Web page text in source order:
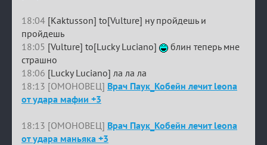
18:04 [Kaktusson] to[Vulture] ну пройдешь и
пройдешь
18:05 [Vulture] to[Lucky Luciano]
блин теперь мне
страшно
18:06 [Lucky Luciano] ла ла ла
18:13 [ОМОНОВЕЦ] Врач Паук_Кобейн лечит leona
от удара мафии +3
18:13 [ОМОНОВЕЦ] Врач Паук_Кобейн лечит leona
от удара маньяка +3